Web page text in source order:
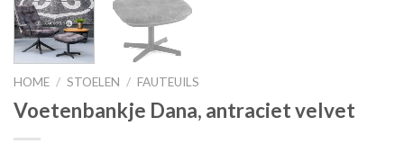
HOME / STOELEN / FAUTEUILS
Voetenbankje Dana, antraciet velvet